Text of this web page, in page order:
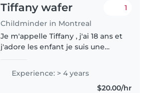
Tiffany wafer
Childminder in Montreal
1
Je m'appelle Tiffany , j'ai 18 ans et
j'adore les enfant je suis une
avec un grand sourire, j'ai des
petite sœur et je travaille en
Experience: > 4 years
$20.00/hr